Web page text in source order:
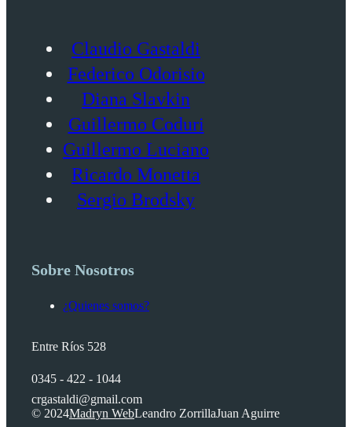
Claudio Gastaldi
Federico Odorisio
Diana Slavkin
Guillermo Coduri
Guillermo Luciano
Ricardo Monetta
Sergio Brodsky
Sobre Nosotros
¿Quienes somos?
Entre Ríos 528
0345 - 422 - 1044
crgastaldi@gmail.com
© 2024Madryn WebLeandro ZorrillaJuan Aguirre